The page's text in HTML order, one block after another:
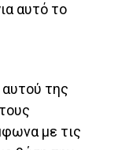
αυτό το
της
με τις